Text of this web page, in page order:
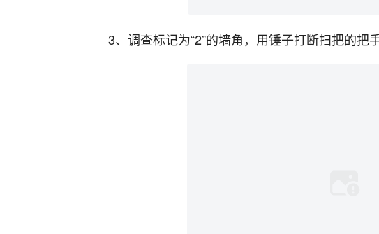
3、调查标记为“2”的墙角，用锤子打断扫把的把